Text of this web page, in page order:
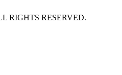
RIGHTS RESERVED.